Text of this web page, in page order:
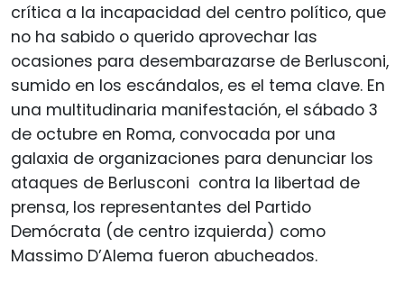
crítica a la incapacidad del centro político, que
no ha sabido o querido aprovechar las
ocasiones para desembarazarse de Berlusconi,
sumido en los escándalos, es el tema clave. En
una multitudinaria manifestación, el sábado 3
de octubre en Roma, convocada por una
galaxia de organizaciones para denunciar los
ataques de Berlusconi contra la libertad de
prensa, los representantes del Partido
Demócrata (de centro izquierda) como
Massimo D’Alema fueron abucheados.